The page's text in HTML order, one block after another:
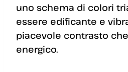
uno schema di colori
essere edificante e
piacevole contrasto
energico.